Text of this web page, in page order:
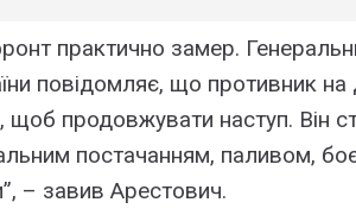
практично замер.
повідомляє, що противник
щоб продовжувати наступ. Він
постачанням, паливом,
– завив Арестович.